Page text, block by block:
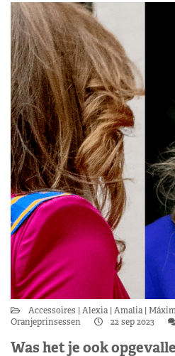
Accessoires Alexia Amalia
Oranjeprinsessen
22 sep 2023
Was het je ook